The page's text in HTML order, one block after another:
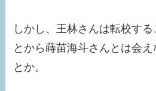
しかし、王林さんは転校す
とから蒔苗海斗さんとは会
とか。